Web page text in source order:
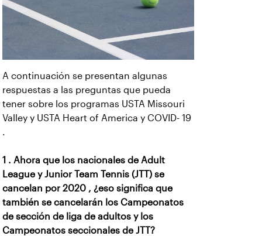
A continuación se presentan algunas
respuestas a las preguntas que pueda
tener sobre los programas USTA Missouri
Valley y USTA Heart of America y COVID- 19
.
1 . Ahora que los nacionales de Adult
League y Junior Team Tennis (JTT) se
cancelan por 2020 , ¿eso significa que
también se cancelarán los Campeonatos
de sección de liga de adultos y los
Campeonatos seccionales de JTT?